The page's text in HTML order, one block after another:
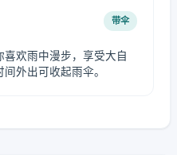
带伞
欢雨中漫步，享受大自
外出可收起雨伞。